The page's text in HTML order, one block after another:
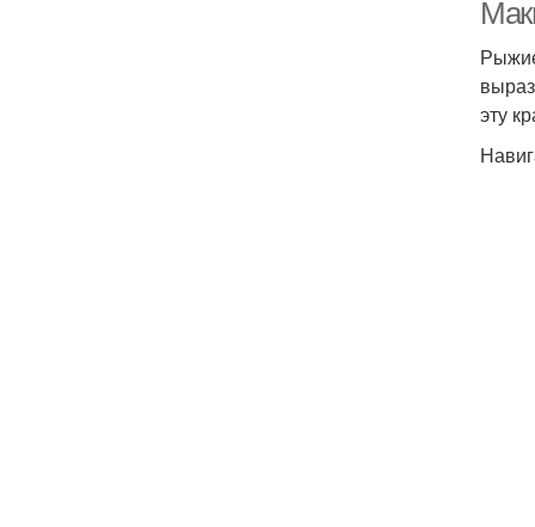
эту